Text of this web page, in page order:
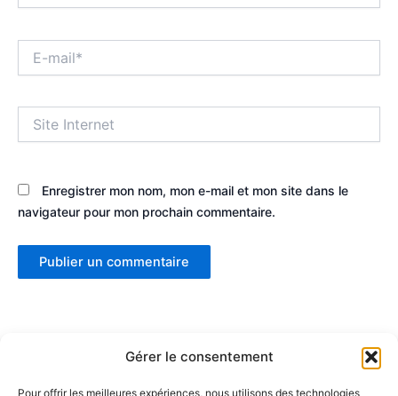
Gérer le consentement
Pour offrir les meilleures expériences, nous utilisons des technologies
mail*
Internet
Enregistrer mon nom, mon e-mail et mon site dans le
navigateur pour mon prochain commentaire.